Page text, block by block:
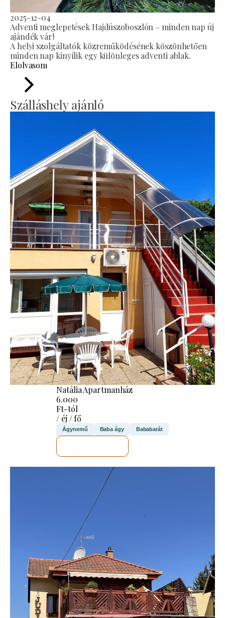
2025-12-04
Adventi meglepetések Hajdúszoboszlón – minden nap új
ajándék vár!
A helyi szolgáltatók közreműködésének köszönhetően
minden nap kinyílik egy különleges adventi ablak.
Elolvasom
Szálláshely ajánló
Natália Apartmanház
6.000
Ft-tól
/ éj / fő
Ágynemű Baba ágy Bababarát